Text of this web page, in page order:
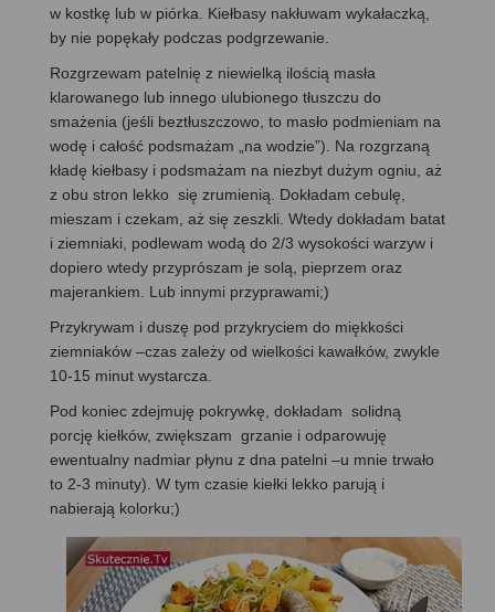
w kostkę lub w piórka. Kiełbasy nakłuwam wykałaczką,
by nie popękały podczas podgrzewanie.
Rozgrzewam patelnię z niewielką ilością masła
klarowanego lub innego ulubionego tłuszczu do
smażenia (jeśli beztłuszczowo, to masło podmieniam na
wodę i całość podsmażam „na wodzie”). Na rozgrzaną
kładę kiełbasy i podsmażam na niezbyt dużym ogniu, aż
z obu stron lekko się zrumienią. Dokładam cebulę,
mieszam i czekam, aż się zeszkli. Wtedy dokładam batat
i ziemniaki, podlewam wodą do 2/3 wysokości warzyw i
dopiero wtedy przyprószam je solą, pieprzem oraz
majerankiem. Lub innymi przyprawami;)
Przykrywam i duszę pod przykryciem do miękkości
ziemniaków –czas zależy od wielkości kawałków, zwykle
10-15 minut wystarcza.
Pod koniec zdejmuję pokrywkę, dokładam solidną
porcję kiełków, zwiększam grzanie i odparowuję
ewentualny nadmiar płynu z dna patelni –u mnie trwało
to 2-3 minuty). W tym czasie kiełki lekko parują i
nabierają kolorku;)